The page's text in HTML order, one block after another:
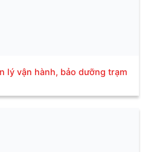
lý vận hành, bảo dưỡng trạm